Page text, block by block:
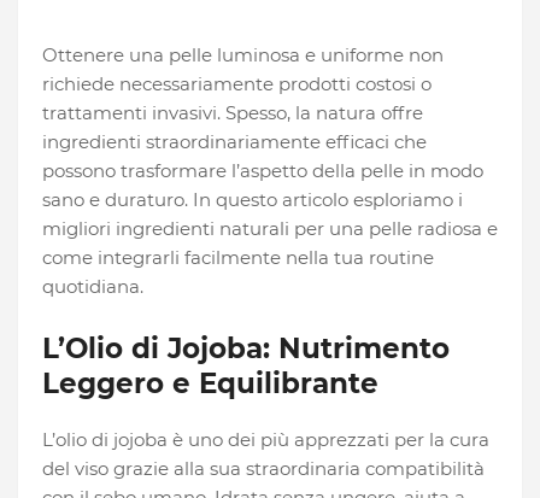
Ottenere una pelle luminosa e uniforme non
richiede necessariamente prodotti costosi o
trattamenti invasivi. Spesso, la natura offre
ingredienti straordinariamente efficaci che
possono trasformare l’aspetto della pelle in modo
sano e duraturo. In questo articolo esploriamo i
migliori ingredienti naturali per una pelle radiosa e
come integrarli facilmente nella tua routine
quotidiana.
L’Olio di Jojoba: Nutrimento
Leggero e Equilibrante
L’olio di jojoba è uno dei più apprezzati per la cura
del viso grazie alla sua straordinaria compatibilità